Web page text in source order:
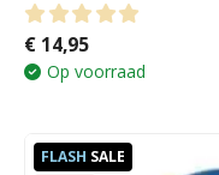
0 out of 5
€ 14,95
Op voorraad
FLASH SALE